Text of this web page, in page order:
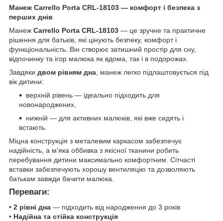
Манеж Carrello Porta CRL-18103 — комфорт і безпека з
перших днів
Манеж Carrello Porta CRL-18103 — це зручне та практичне
рішення для батьків, які цінують безпеку, комфорт і
функціональність. Він створює затишний простір для сну,
відпочинку та ігор малюка як вдома, так і в подорожах.
Завдяки двом рівням дна , манеж легко підлаштовується під
вік дитини:
верхній рівень — ідеально підходить для
новонароджених,
нижній — для активних малюків, які вже сидять і
встають.
Міцна конструкція з металевим каркасом забезпечує
надійність, а м’яка оббивка з якісної тканини робить
перебування дитини максимально комфортним. Сітчасті
вставки забезпечують хорошу вентиляцію та дозволяють
батькам завжди бачити малюка.
Переваги:
• 2 рівні дна — підходить від народження до 3 років
• Надійна та стійка конструкція